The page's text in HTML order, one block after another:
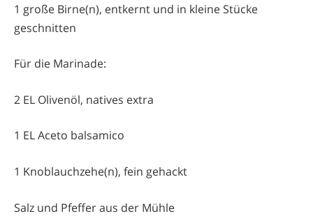
1 große Birne(n), entkernt und in kleine Stücke
geschnitten
Für die Marinade:
2 EL Olivenöl, natives extra
1 EL Aceto balsamico
1 Knoblauchzehe(n), fein gehackt
Salz und Pfeffer aus der Mühle